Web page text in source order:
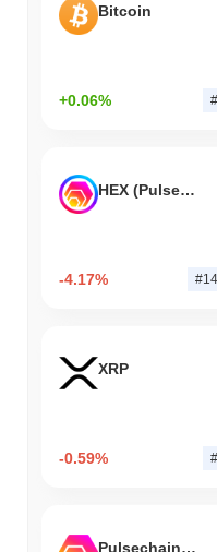
Bitcoin
+0.06%
HEX (Pulsechain)
-4.17%
XRP
-0.59%
Pulsechain Bridged HEX (Pulsechain)